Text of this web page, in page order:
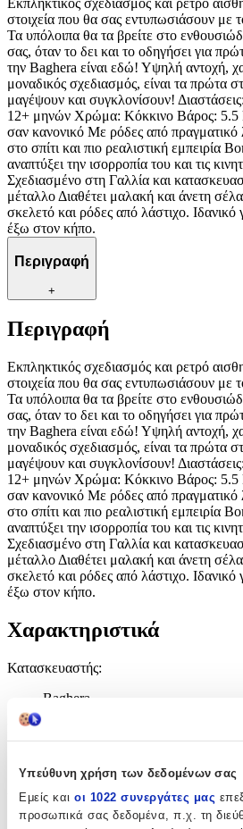
Υπεύθυνη χρήση των δεδομένων σας
Εμείς και οι 1022 συνεργάτες μας
προσωπικά σας δεδομένα, π.χ. τη
Εκπληκτικός σχεδιασμός και ρετρό
στοιχεία που θα σας εντυπωσιάσουν με
Τα υπόλοιπα θα τα βρείτε στο
σας, όταν το δει και το οδηγήσει για
την Baghera είναι εδώ! Υψηλή αντοχή,
μοναδικός σχεδιασμός, είναι τα πρώτα
μαγέψουν και συγκλονίσουν!
12+ μηνών Χρώμα: Κόκκινο Βάρος: 5.5
σαν κανονικό Με ρόδες από πραγματικό
στο σπίτι και πιο ρεαλιστική εμπειρία
αναπτύξει την ισορροπία του και τις
Σχεδιασμένο στη Γαλλία και
μέταλλο Διαθέτει μαλακή και άνετη
σκελετό και ρόδες από λάστιχο. Ιδανικό
έξω στον κήπο.
Περιγραφή
+
Περιγραφή
Εκπληκτικός σχεδιασμός και ρετρό
στοιχεία που θα σας εντυπωσιάσουν με
Τα υπόλοιπα θα τα βρείτε στο
σας, όταν το δει και το οδηγήσει για
την Baghera είναι εδώ! Υψηλή αντοχή,
μοναδικός σχεδιασμός, είναι τα πρώτα
μαγέψουν και συγκλονίσουν!
12+ μηνών Χρώμα: Κόκκινο Βάρος: 5.5
σαν κανονικό Με ρόδες από πραγματικό
στο σπίτι και πιο ρεαλιστική εμπειρία
αναπτύξει την ισορροπία του και τις
Σχεδιασμένο στη Γαλλία και
μέταλλο Διαθέτει μαλακή και άνετη
σκελετό και ρόδες από λάστιχο. Ιδανικό
έξω στον κήπο.
Χαρακτηριστικά
Κατασκευαστής:
Baghera
Ηλικία
Χρώμα
Κόκκινο